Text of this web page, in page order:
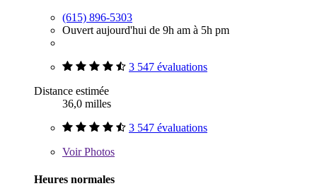
(615) 896-5303
Ouvert aujourd'hui de 9h am à 5h pm
3 547 évaluations
Distance estimée
36,0 milles
3 547 évaluations
VoirPhotos
Heures normales